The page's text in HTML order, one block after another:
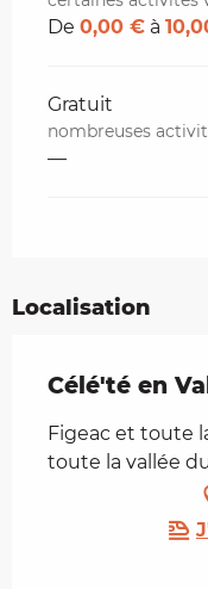
De 0,00 € à
Gratuit
nombreuses
—
Localisation
Célé'té en
Figeac et toute
toute la vallée